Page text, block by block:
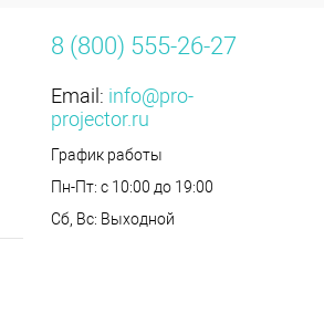
8 (800) 555-26-27
Email: info@pro-
projector.ru
График работы
Пн-Пт: с 10:00 до 19:00
Сб, Вс: Выходной